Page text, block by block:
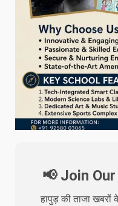
📢 Join
हापुड़ की ताजा